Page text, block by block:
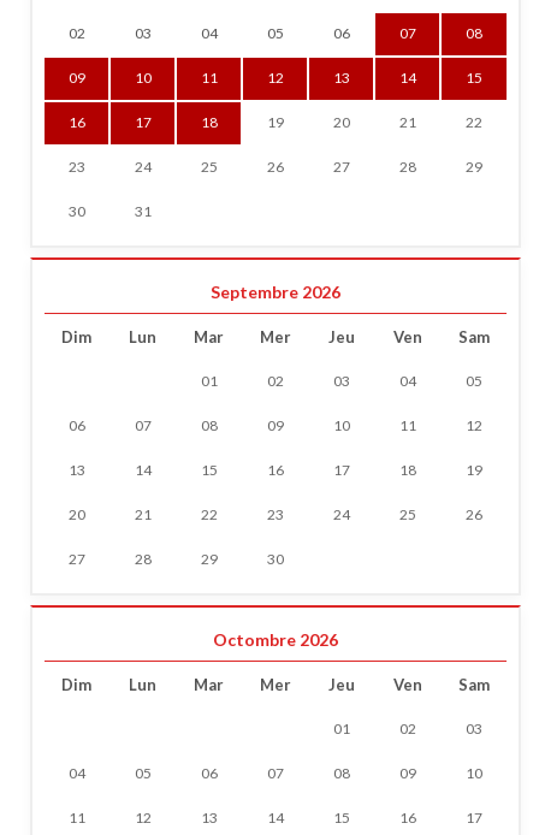
02 03 04 05 06 07 08
09 10 11 12 13 14 15
16 17 18 19 20 21 22
23 24 25 26 27 28 29
30 31
Septembre 2026
Dim Lun Mar Mer Jeu Ven Sam
01 02 03 04 05
06 07 08 09 10 11 12
13 14 15 16 17 18 19
20 21 22 23 24 25 26
27 28 29 30
Octombre 2026
Dim Lun Mar Mer Jeu Ven Sam
01 02 03
04 05 06 07 08 09 10
11 12 13 14 15 16 17